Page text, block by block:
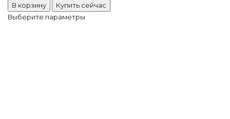
В корзину
Купить сейчас
Выберите параметры